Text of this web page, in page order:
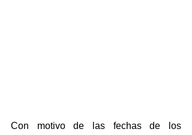
Con motivo de las fechas de los